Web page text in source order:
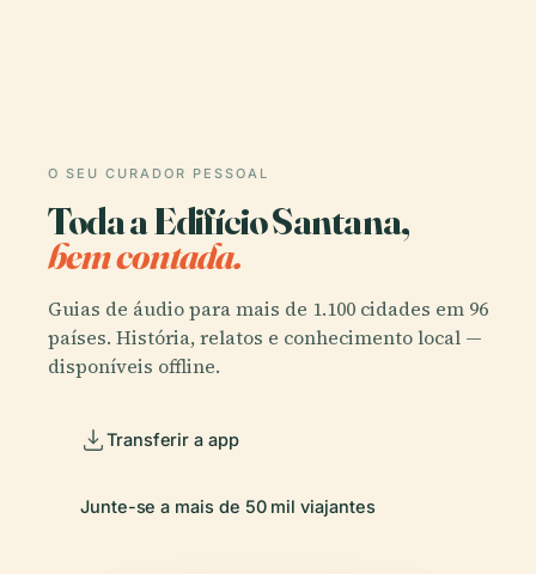
O SEU CURADOR PESSOAL
Toda a Edifício Santana,
bem contada.
Guias de áudio para mais de 1.100 cidades em 96
países. História, relatos e conhecimento local —
disponíveis offline.
Transferir a app
Junte-se a mais de 50 mil viajantes